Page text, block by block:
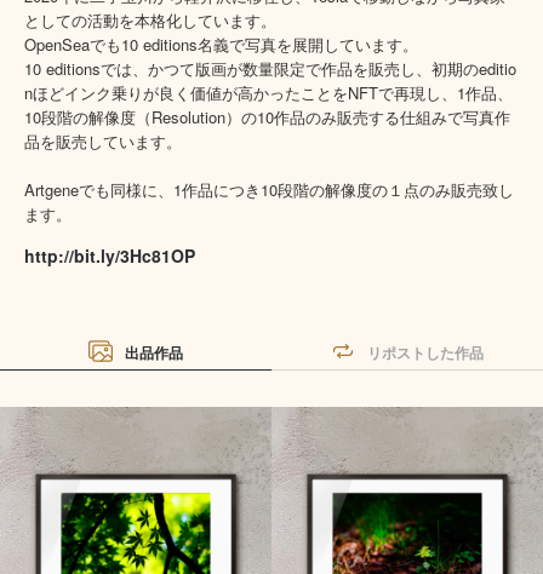
としての活動を本格化しています。
OpenSeaでも10 editions名義で写真を展開しています。
10 editionsでは、かつて版画が数量限定で作品を販売し、初期のeditio
nほどインク乗りが良く価値が高かったことをNFTで再現し、1作品、
10段階の解像度（Resolution）の10作品のみ販売する仕組みで写真作
品を販売しています。
Artgeneでも同様に、1作品につき10段階の解像度の１点のみ販売致し
ます。
http://bit.ly/3Hc81OP
出品作品 リポストした作品